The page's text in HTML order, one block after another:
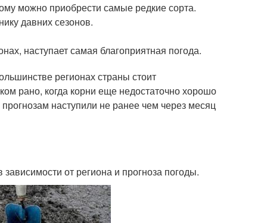
можно приобрести самые редкие сорта.
давних сезонов.
наступает самая благоприятная погода.
регионах страны стоит
рано, когда корни еще недостаточно хорошо
наступили не ранее чем через месяц
от региона и прогноза погоды.